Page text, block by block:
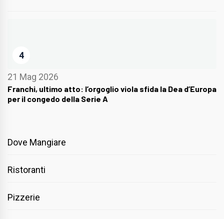
4
21 Mag 2026
Franchi, ultimo atto: l’orgoglio viola sfida la Dea d’Europa
per il congedo della Serie A
Dove Mangiare
Ristoranti
Pizzerie